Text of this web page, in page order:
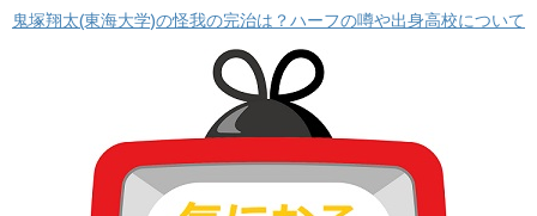
鬼塚翔太(東海大学)の怪我の完治は？ハーフの噂や出身高校について